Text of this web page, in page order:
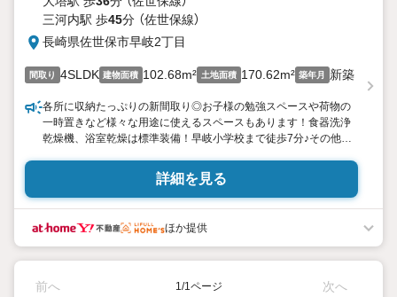
三河内駅 歩45分 （佐世保線）
長崎県佐世保市早岐2丁目
間取り 4SLDK 建物面積 102.68m² 土地面積 170.62m² 築年月 新築
各所に収納たっぷりの新間取り◎お子様の勉強スペースや荷物の
一時置きなど様々な用途に使えるスペースもあります！食器洗浄
乾燥機、浴室乾燥は標準装備！早岐小学校まで徒歩7分♪その他周
・佐世保市立早岐小学校まで徒歩7分（537m）
・ドラッグストアモリ早苗店まで車で2分（400m）
・駐車場3台
詳細を見る
ほか提供
前へ 1/1ページ 次へ